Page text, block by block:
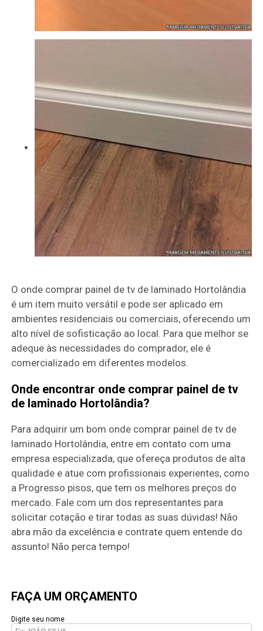
O onde comprar painel de tv de laminado Hortolândia
é um item muito versátil e pode ser aplicado em
ambientes residenciais ou comerciais, oferecendo um
alto nível de sofisticação ao local. Para que melhor se
adeque às necessidades do comprador, ele é
comercializado em diferentes modelos.
Onde encontrar onde comprar painel de tv
de laminado Hortolândia?
Para adquirir um bom onde comprar painel de tv de
laminado Hortolândia, entre em contato com uma
empresa especializada, que ofereça produtos de alta
qualidade e atue com profissionais experientes, como
a Progresso pisos, que tem os melhores preços do
mercado. Fale com um dos representantes para
solicitar cotação e tirar todas as suas dúvidas! Não
abra mão da excelência e contrate quem entende do
assunto! Não perca tempo!
FAÇA UM ORÇAMENTO
Digite seu nome